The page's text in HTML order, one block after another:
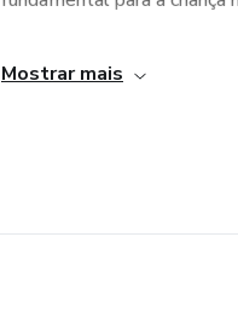
alfabetização, pois antes de
como o fato de a criança
Mostrar mais